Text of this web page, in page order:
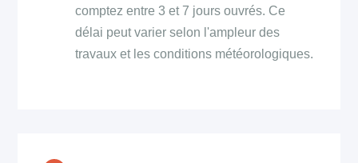
comptez entre 3 et 7 jours ouvrés. Ce
délai peut varier selon l'ampleur des
travaux et les conditions météorologiques.